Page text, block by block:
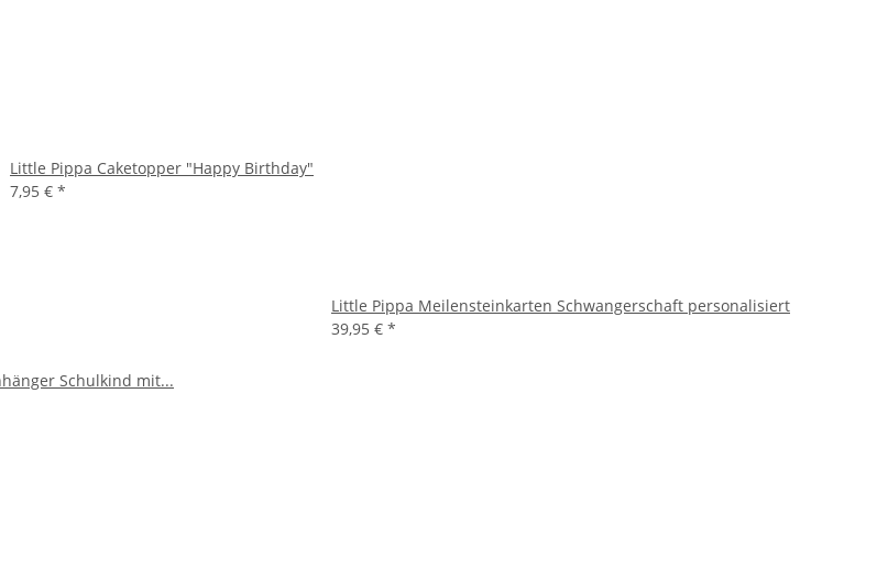
Little Pippa Caketopper "Happy Birthday"
7,95 € *
Little Pippa Meilensteinkarten Schwangerschaft personalisiert
39,95 € *